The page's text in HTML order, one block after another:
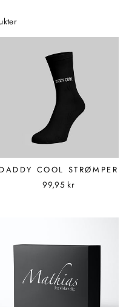
DADDY COOL STRØMPER
99,95 kr